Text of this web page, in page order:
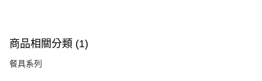
商品相關分類 (1)
餐具系列